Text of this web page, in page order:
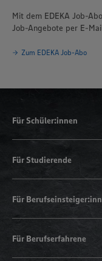
Mit dem EDEKA Job-
Job-Angebote per E-
Zum EDEKA Job-Abo
Für Schüler:innen
Für Studierende
Für
Für Berufserfahrene